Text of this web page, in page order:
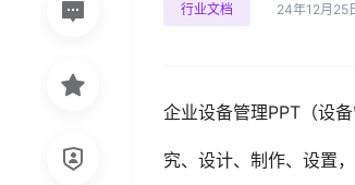
行业文档 24年12月25
企业设备管理PPT（设
究、设计、制作、设置